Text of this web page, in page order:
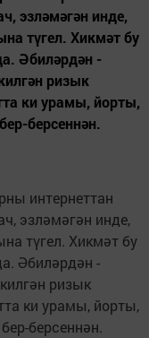
эзләмәгән инде,
түгел. Хикмәт бу
Әбиләрдән -
ризык
ки урамы, йорты,
берсеннән.
интернеттан
эзләмәгән инде,
түгел. Хикмәт бу
Әбиләрдән -
ризык
ки урамы, йорты,
берсеннән.